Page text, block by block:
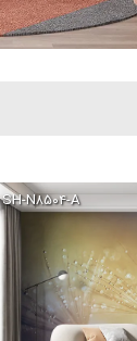
SH-N۸۵۰۴-A